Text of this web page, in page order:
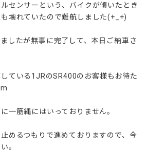
センサーという、バイクが傾いたとき
壊れていたので難航しました(+_+)
したが無事に完了して、本日ご納車さ
ている1JRのSR400のお客様もお待た
一筋縄にはいっておりません。
めるつもりで進めておりますので、今
。